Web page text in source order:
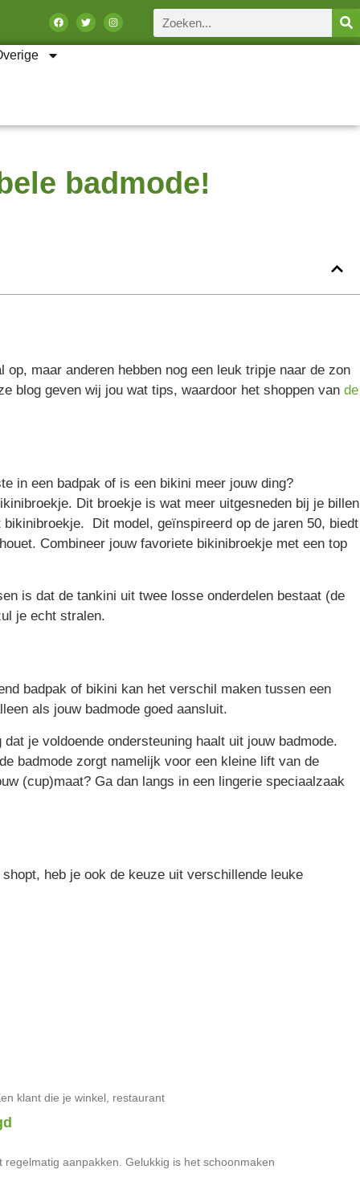
badmode!
maar anderen hebben nog een leuk tripje naar de zon
blog geven wij jou wat tips, waardoor het shoppen van de
in een badpak of is een bikini meer jouw ding?
Dit broekje is wat meer uitgesneden bij je billen
Dit model, geïnspireerd op de jaren 50, biedt
Combineer jouw favoriete bikinibroekje met een top
is dat de tankini uit twee losse onderdelen bestaat (de
je echt stralen.
badpak of bikini kan het verschil maken tussen een
als jouw badmode goed aansluit.
je voldoende ondersteuning haalt uit jouw badmode.
badmode zorgt namelijk voor een kleine lift van de
(cup)maat? Ga dan langs in een lingerie speciaalzaak
shopt, heb je ook de keuze uit verschillende leuke
klant die je winkel, restaurant
aanpakken. Gelukkig is het schoonmaken